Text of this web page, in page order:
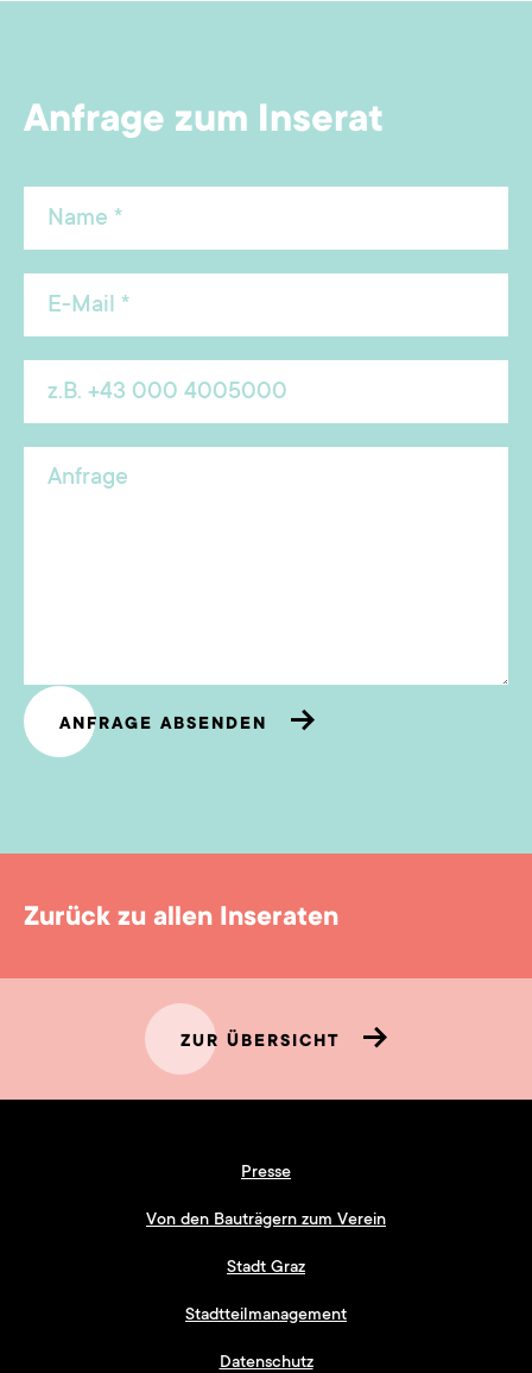
Anfrage zum Inserat
ANFRAGE ABSENDEN
Zurück zu allen Inseraten
ZUR ÜBERSICHT
Presse
Von den Bauträgern zum Verein
Stadt Graz
Stadtteilmanagement
Datenschutz